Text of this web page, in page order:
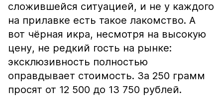
сложившейся ситуацией, и не у каждого
на прилавке есть такое лакомство. А
вот чёрная икра, несмотря на высокую
цену, не редкий гость на рынке:
эксклюзивность полностью
оправдывает стоимость. За 250 грамм
просят от 12 500 до 13 750 рублей.